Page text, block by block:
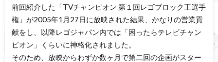
前回紹介した「TVチャンピオン 第１回レゴブロック王選手
権」が2005年1月27日に放映された結果、かなりの営業貢
献をし、以降レゴジャパン内では「困ったらテレビチャン
ピオン」くらいに神格化されました。
そのため、放映からわずか数ヶ月で第二回の企画がスター